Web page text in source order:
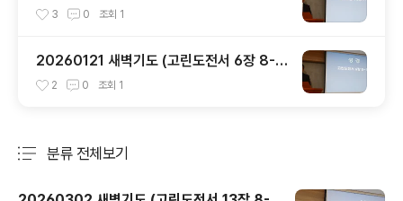
절)3 0 조회 1
20260121 새벽기도 (고린도전서 6장 8-11
절)2 0 조회 1
분류 전체보기